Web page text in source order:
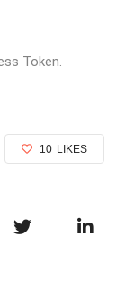
Token.
10 LIKES